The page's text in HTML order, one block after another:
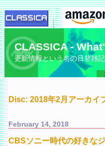
CLASSICA -
更新情報という名の日替雑記
Disc: 2018年2月アーカイ
February 14, 2018
CBSソニー時代の好きな